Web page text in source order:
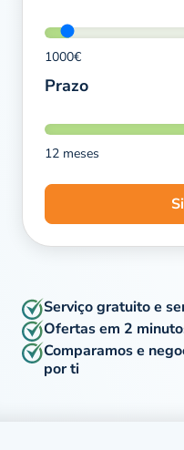
1000€
Prazo
12 meses
Serviço gratuito e
Ofertas em 2
Comparamos e
por ti